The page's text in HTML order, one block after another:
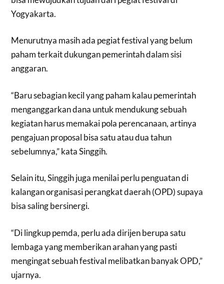
Yogyakarta.
Menurutnya masih ada pegiat festival yang belum
paham terkait dukungan pemerintah dalam sisi
anggaran.
“Baru sebagian kecil yang paham kalau pemerintah
menganggarkan dana untuk mendukung sebuah
kegiatan harus memakai pola perencanaan, artinya
pengajuan proposal bisa satu atau dua tahun
sebelumnya,” kata Singgih.
Selain itu, Singgih juga menilai perlu penguatan di
kalangan organisasi perangkat daerah (OPD) supaya
bisa saling bersinergi.
“Di lingkup pemda, perlu ada dirijen berupa satu
lembaga yang memberikan arahan yang pasti
mengingat sebuah festival melibatkan banyak OPD,”
ujarnya.